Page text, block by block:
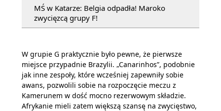
MŚ w Katarze: Belgia odpadła! Maroko
zwycięzcą grupy F!
W grupie G praktycznie było pewne, że pierwsze
miejsce przypadnie Brazylii. „Canarinhos”, podobnie
jak inne zespoły, które wcześniej zapewniły sobie
awans, pozwolili sobie na rozpoczęcie meczu z
Kamerunem w dość mocno rezerwowym składzie.
Afrykanie mieli zatem większą szansę na zwycięstwo,